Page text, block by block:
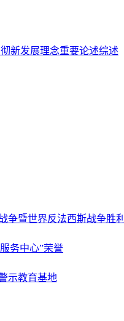
新发展理念重要论述综述
暨世界反法西斯战争胜
务中心”荣誉
示教育基地